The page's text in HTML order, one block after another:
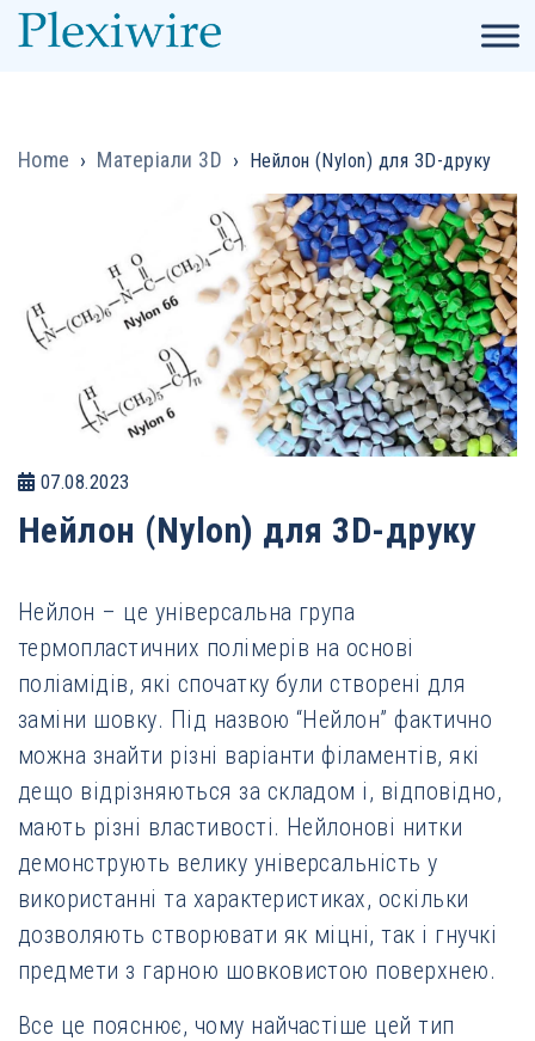
Home › Матеріали 3D › Нейлон (Nylon) для 3D-друку
07.08.2023
Нейлон (Nylon) для 3D-друку
Нейлон – це універсальна група
термопластичних полімерів на основі
поліамідів, які спочатку були створені для
заміни шовку. Під назвою “Нейлон” фактично
можна знайти різні варіанти філаментів, які
дещо відрізняються за складом і, відповідно,
мають різні властивості. Нейлонові нитки
демонструють велику універсальність у
використанні та характеристиках, оскільки
дозволяють створювати як міцні, так і гнучкі
предмети з гарною шовковистою поверхнею.
Все це пояснює, чому найчастіше цей тип